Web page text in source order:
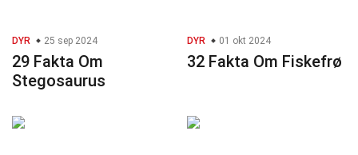
DYR 25 sep 2024
29 Fakta Om
Stegosaurus
DYR 01 okt 2024
32 Fakta Om Fiskefrø